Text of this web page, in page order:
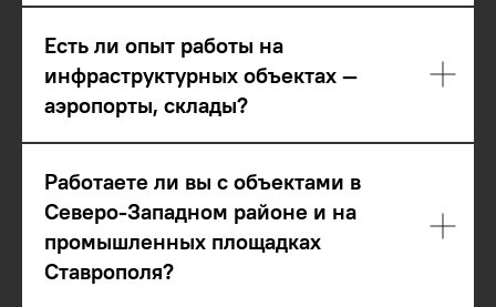
Есть ли опыт работы на
инфраструктурных объектах —
аэропорты, склады?
Работаете ли вы с объектами в
Северо-Западном районе и на
промышленных площадках
Ставрополя?